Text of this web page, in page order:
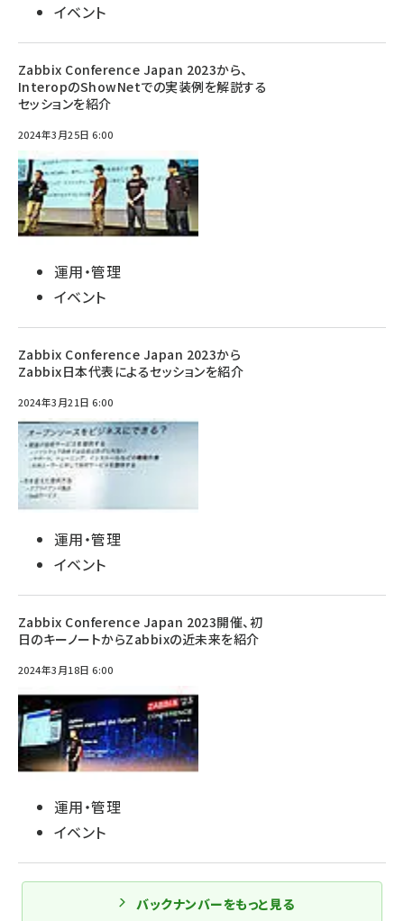
イベント
Zabbix Conference Japan 2023から、
InteropのShowNetでの実装例を解説する
セッションを紹介
2024年3月25日 6:00
運用・管理
イベント
Zabbix Conference Japan 2023から
Zabbix日本代表によるセッションを紹介
2024年3月21日 6:00
運用・管理
イベント
Zabbix Conference Japan 2023開催、初
日のキーノートからZabbixの近未来を紹介
2024年3月18日 6:00
運用・管理
イベント
バックナンバーをもっと見る